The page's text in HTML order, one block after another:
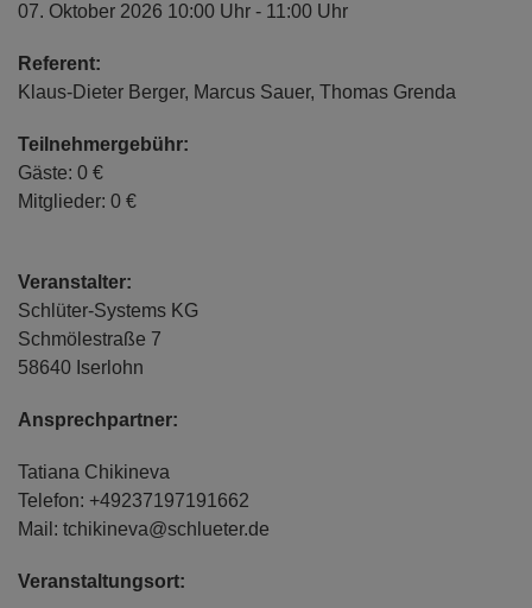
07. Oktober 2026 10:00 Uhr - 11:00 Uhr
Referent:
Klaus-Dieter Berger, Marcus Sauer, Thomas Grenda
Teilnehmergebühr:
Gäste: 0 €
Mitglieder: 0 €
Veranstalter:
Schlüter-Systems KG
Schmölestraße 7
58640 Iserlohn
Ansprechpartner:
Tatiana Chikineva
Telefon: +49237197191662
Mail: tchikineva@schlueter.de
Veranstaltungsort: